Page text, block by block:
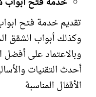
تقديم خدمة فتح
وكذلك أبواب الشقق
وبالاعتماد على أفضل
أحدث التقنيات
الأقفال المناسبة